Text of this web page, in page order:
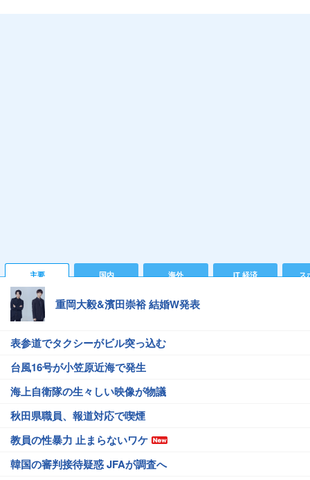
主要 国内 海外 IT 経済 ス
重岡大毅&濱田崇裕 結婚W発表
表参道でタクシーがビル突っ込む
台風16号が小笠原近海で発生
海上自衛隊の生々しい映像が物議
秋田県職員、報道対応で喫煙
教員の性暴力 止まらないワケ
韓国の審判接待疑惑 JFAが調査へ